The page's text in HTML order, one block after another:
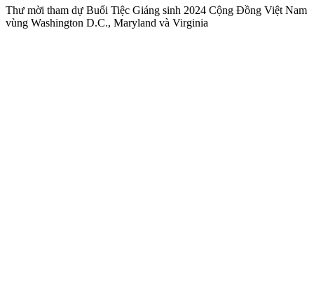
Thư mời tham dự Buổi Tiệc Giáng sinh 2024 Cộng Đồng Việt Nam
vùng Washington D.C., Maryland và Virginia